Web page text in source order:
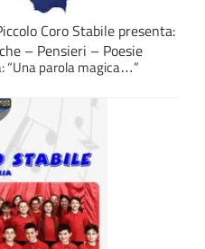
Coro Stabile presenta:
– Pensieri – Poesie
“Una parola magica…”